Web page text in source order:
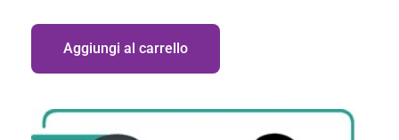
Aggiungi al carrello